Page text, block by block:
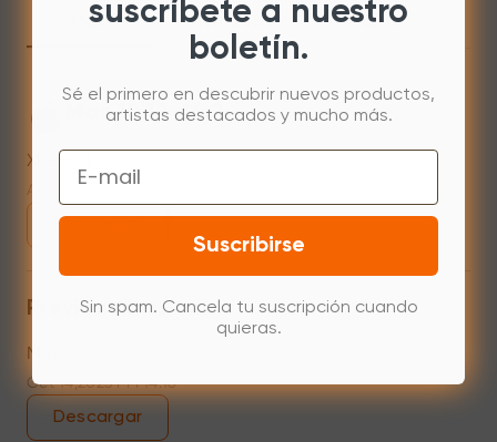
Mac Windows Linux
Mac 10.12~14.2
XPPenMac_3.4.15_240313
Apr 15,2024 PM 18:05
Descargar
Previous versions
Mac10.10
Oct 14,2023 PM 14:16
Descargar
suscríbete a nuestro
boletín.
Sé el primero en descubrir nuevos productos,
artistas destacados y mucho más.
Email
Suscribirse
Sin spam. Cancela tu suscripción cuando
quieras.